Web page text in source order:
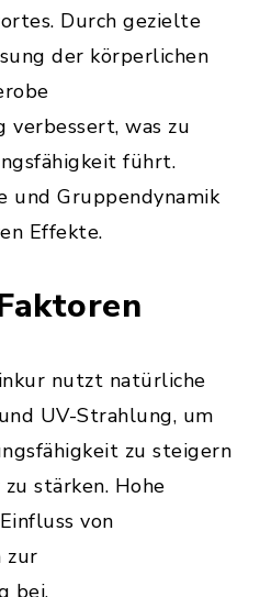
Durch gezielte
der körperlichen
was zu
führt.
und Gruppendynamik
Effekte.
nutzt natürliche
UV-Strahlung, um
zu steigern
stärken. Hohe
von
zur
bei.